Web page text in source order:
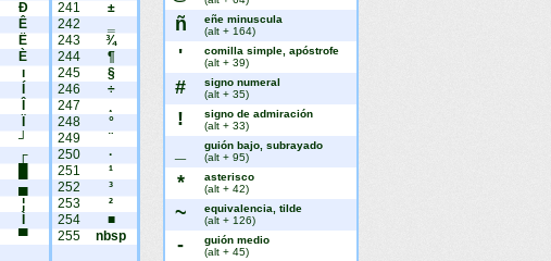
Ð
Ê
Ë
È
ı
┘
┌
▄
¦
▀
241
±
242
243
¾
244
¶
245
§
246
÷
247
248
°
249
¨
250
·
251
¹
252
³
253
²
254
■
255
nbsp
ñ
eñe minuscula
(alt + 164)
'
comilla simple, apóstrofe
(alt + 39)
#
signo numeral
(alt + 35)
!
signo de admiración
(alt + 33)
guión bajo, subrayado
(alt + 95)
*
asterisco
(alt + 42)
~
equivalencia, tilde
(alt + 126)
-
guión medio
(alt + 45)